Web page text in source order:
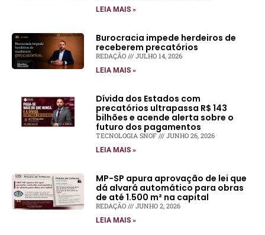
LEIA MAIS »
Burocracia impede herdeiros de
receberem precatórios
REDAÇÃO JULHO 14, 2026
LEIA MAIS »
Dívida dos Estados com
precatórios ultrapassa R$ 143
bilhões e acende alerta sobre o
futuro dos pagamentos
TECNOLOGIA SNOF JUNHO 26, 2026
LEIA MAIS »
MP-SP apura aprovação de lei que
dá alvará automático para obras
de até 1.500 m² na capital
REDAÇÃO JUNHO 2, 2026
LEIA MAIS »